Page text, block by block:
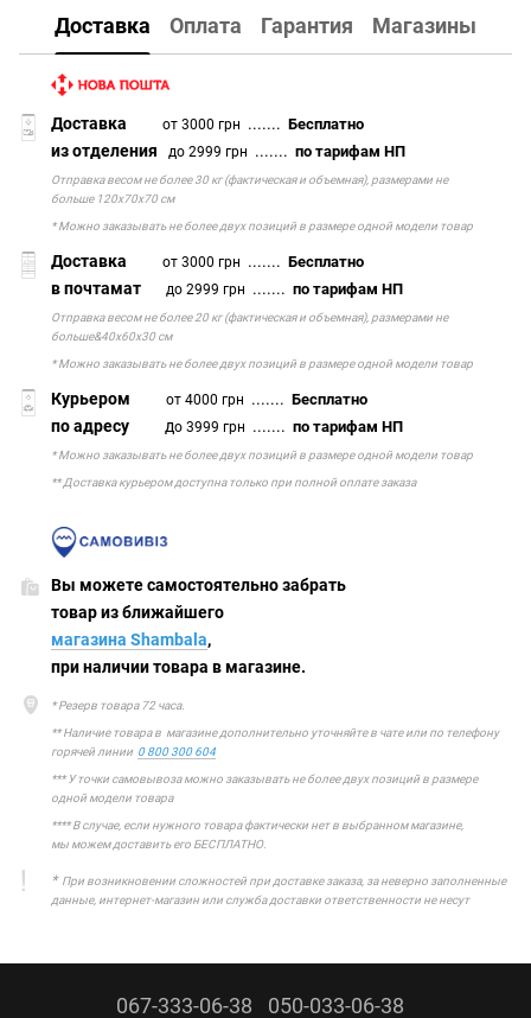
Доставка Оплата Гарантия Магазины
Доставка от 3000 грн .......Бесплатно
из отделения до 2999 грн .......по тарифам НП
Отправка весом не более 30 кг (фактическая и объемная), размерами не
больше 120х70х70 см
* Можно заказывать не более двух позиций в размере одной модели товар
Доставка от 3000 грн .......Бесплатно
в почтамат до 2999 грн .......по тарифам НП
Отправка весом не более 20 кг (фактическая и объемная), размерами не
больше&40х60х30 см
* Можно заказывать не более двух позиций в размере одной модели товар
Курьером от 4000 грн .......Бесплатно
по адресу до 3999 грн .......по тарифам НП
* Можно заказывать не более двух позиций в размере одной модели товар
** Доставка курьером доступна только при полной оплате заказа
Вы можете самостоятельно забрать
товар из ближайшего
магазина Shambala,
при наличии товара в магазине.
* Резерв товара 72 часа.
** Наличие товара в магазине дополнительно уточняйте в чате или по телефону
горячей линии 0 800 300 604
*** У точки самовывоза можно заказывать не более двух позиций в размере
одной модели товара
**** В случае, если нужного товара фактически нет в выбранном магазине,
мы можем доставить его БЕСПЛАТНО.
*При возникновении сложностей при доставке заказа, за неверно заполненные
данные, интернет-магазин или служба доставки ответственности не несут
067-333-06-38 050-033-06-38